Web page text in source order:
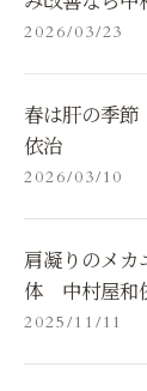
2026/03/23
春は肝の季節
依治
2026/03/10
肩凝りのメカ
体 中村屋和
2025/11/11